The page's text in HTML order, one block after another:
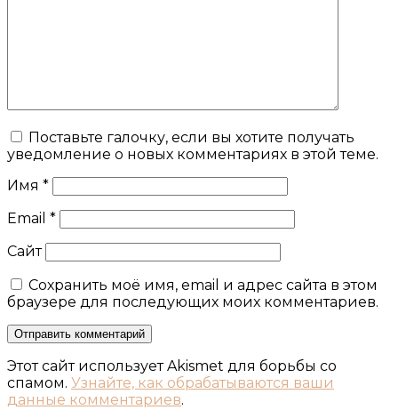
Поставьте галочку, если вы хотите получать
уведомление о новых комментариях в этой теме.
Имя *
Email *
Сайт
Сохранить моё имя, email и адрес сайта в этом
браузере для последующих моих комментариев.
Этот сайт использует Akismet для борьбы со
спамом. Узнайте, как обрабатываются ваши
данные комментариев.